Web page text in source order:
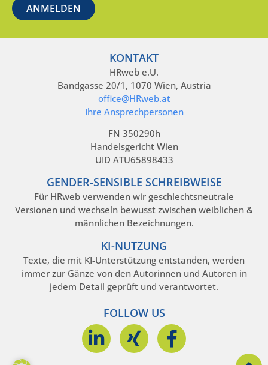
KONTAKT
HRweb e.U.
Bandgasse 20/1, 1070 Wien, Austria
office@HRweb.at
Ihre Ansprechpersonen
FN 350290h
Handelsgericht Wien
UID ATU65898433
GENDER-SENSIBLE SCHREIBWEISE
Für HRweb verwenden wir geschlechtsneutrale
Versionen und wechseln bewusst zwischen weiblichen &
männlichen Bezeichnungen.
KI-NUTZUNG
Texte, die mit KI-Unterstützung entstanden, werden
immer zur Gänze von den Autorinnen und Autoren in
jedem Detail geprüft und verantwortet.
FOLLOW US